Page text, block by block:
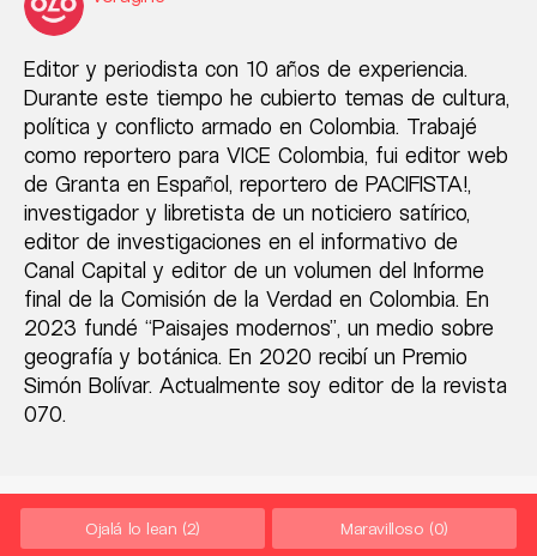
Editor y periodista con 10 años de experiencia.
Durante este tiempo he cubierto temas de cultura,
política y conflicto armado en Colombia. Trabajé
como reportero para VICE Colombia, fui editor web
de Granta en Español, reportero de PACIFISTA!,
investigador y libretista de un noticiero satírico,
editor de investigaciones en el informativo de
Canal Capital y editor de un volumen del Informe
final de la Comisión de la Verdad en Colombia. En
2023 fundé “Paisajes modernos”, un medio sobre
geografía y botánica. En 2020 recibí un Premio
Simón Bolívar. Actualmente soy editor de la revista
070.
Ojalá lo lean (2) Maravilloso (0)